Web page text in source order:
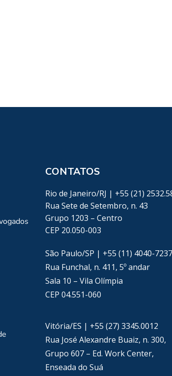
CONTATOS
Rio de Janeiro/RJ | +55 (21)
Rua Sete de Setembro, n. 43
Grupo 1203 – Centro
CEP 20.050-003
São Paulo/SP | +55 (11) 4040-7237
Rua Funchal, n. 411, 5º andar
Sala 10 – Vila Olímpia
CEP 04.551-060
Vitória/ES | +55 (27) 3345.0012
Rua José Alexandre Buaiz, n. 300,
Grupo 607 – Ed. Work Center,
Enseada do Suá